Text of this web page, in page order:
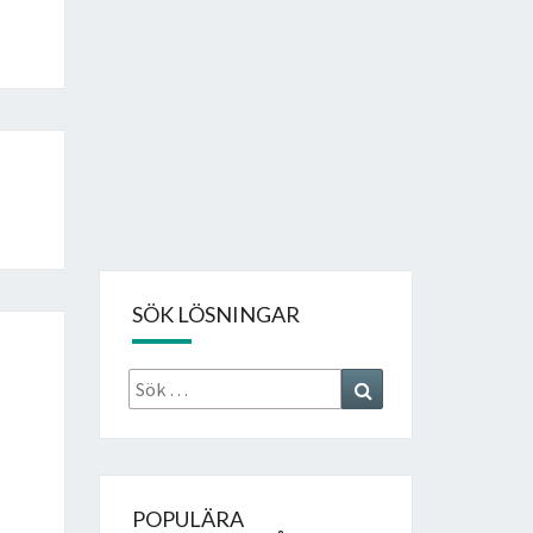
SÖK LÖSNINGAR
Sök
efter:
POPULÄRA